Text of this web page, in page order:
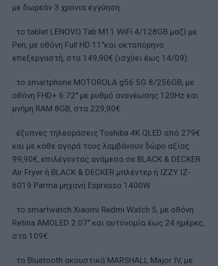
με δωρεάν 3 χρόνια εγγύηση.
· τo tablet LENOVO Tab M11 WiFi 4/128GB μαζί με
Pen, με οθόνη Full HD 11''και οκταπύρηνο
επεξεργαστή, στα 149,90€ (ισχύει έως 14/09).
· το smartphone MOTOROLA g56 5G 8/256GB, με
οθόνη FHD+ 6.72'' με ρυθμό ανανέωσης 120Hz και
μνήμη RAM 8GB, στα 229,90€.
· έξυπνες τηλεοράσεις Toshiba 4K QLED από 279€
και με κάθε αγορά τους λαμβάνουν δώρο αξίας
99,90€, επιλέγοντας ανάμεσα σε BLACK & DECKER
Air Fryer ή BLACK & DECKER μπλέντερ ή IZZY IZ-
6019 Parma μηχανή Espresso 1400W.
· το smartwatch Xiaomi Redmi Watch 5, με οθόνη
Retina AMOLED 2.07'' και αυτονομία έως 24 ημέρες,
στα 109€.
· τα Bluetooth ακουστικά MARSHALL Major IV, με